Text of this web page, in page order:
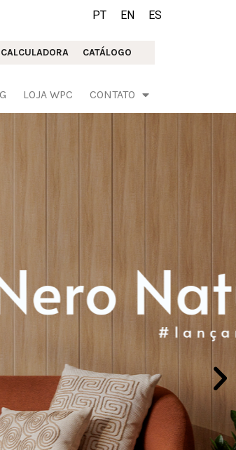
PT EN ES
CALCULADORA CATÁLOGO
LOJA WPC CONTATO